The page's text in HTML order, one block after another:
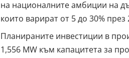
на националните амбиции на
които варират от 5 до 30% през
Планираните инвестиции в
1,556 MW към капацитета за